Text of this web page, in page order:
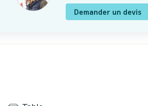
Demander un devis